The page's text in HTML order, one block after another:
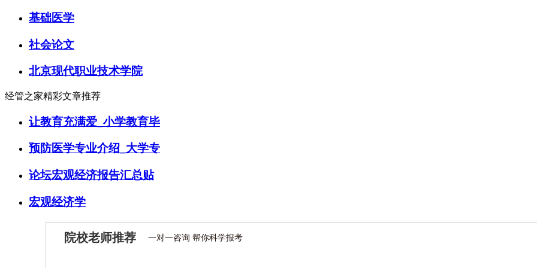
基础医学
社会论文
北京现代职业技术学院
经管之家精彩文章推荐
让教育充满爱_小学教育毕
预防医学专业介绍_大学专
论坛宏观经济报告汇总贴
宏观经济学
院校老师推荐 一对一咨询 帮你科学报考